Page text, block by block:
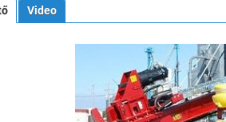
Video